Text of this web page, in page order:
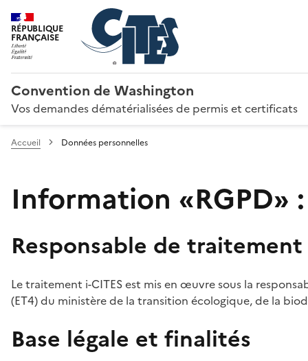
RÉPUBLIQUE
FRANÇAISE
Convention de Washington
Vos demandes dématérialisées de permis et certificats
Accueil Données personnelles
Information «RGPD»
Responsable de traitement
Le traitement i-CITES est mis en œuvre sous la
(ET4) du ministère de la transition écologique, de la
Base légale et finalités